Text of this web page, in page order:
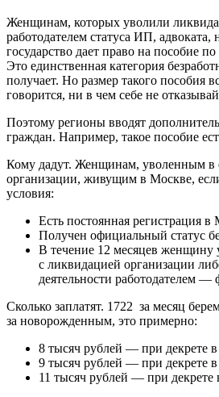
Женщинам, которых уволили
работодателем статуса ИП, адвоката,
государство дает право на пособие
Это единственная категория
получает. Но размер такого пособия
говорится, ни в чем себе не
Поэтому регионы вводят
граждан. Например, такое пособие
Кому дадут. Женщинам, уволенным в
организации, живущим в Москве,
условия:
Есть постоянная регистрация в
Получен официальный статус
В течение 12 месяцев женщину
с ликвидацией организации
деятельности работодателем
Сколько заплатят. 1722 за месяц
за новорожденным, это примерно:
8 тысяч рублей — при декрете
9 тысяч рублей — при декрете
11 тысяч рублей — при декрете